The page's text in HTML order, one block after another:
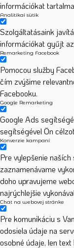
információkat
Analitikai sütik
Szolgáltatásaink
információkat gyűjt
Remarketing Facebook
Pomocou služby
čím zvýšime
Facebooku.
Google Remarketing
Google Ads
segítségével Ön
Konverzie kampaní
Pre vylepšenie
zaznamenávame
doho upravujeme
najrýchlejšie
Chat na webovej stránke
Pre komunikáciu s
odosiela údaje na
osobné údaje, len